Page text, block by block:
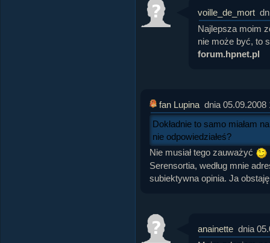
voille_de_mort
Najlepsza moim
nie może być, to
forum.hpnet.pl
fan Lupina dnia 05.09.2008
Dokładnie to samo miałam
nie odpowiedziałeś?
Nie musiał tego zauważyć
Serensortia, według mnie
subiektywna opinia. Ja
anainette dnia